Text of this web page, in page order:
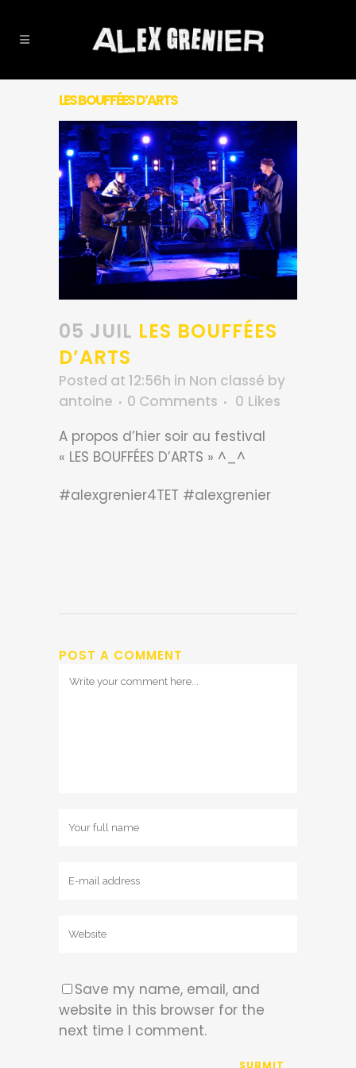
LES BOUFFÉES D’ARTS
05 JUIL LES BOUFFÉES
D’ARTS
Posted at 12:56h in Non classé by
antoine
0 Comments 0 Likes
A propos d’hier soir au festival
« LES BOUFFÉES D’ARTS » ^_^
#alexgrenier4TET #alexgrenier
POST A COMMENT
Save my name, email, and
website in this browser for the
next time I comment.